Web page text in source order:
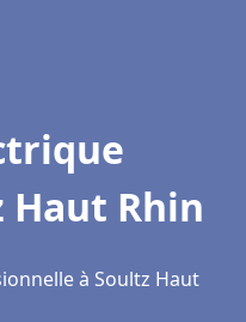
Rhin
à Soultz Haut